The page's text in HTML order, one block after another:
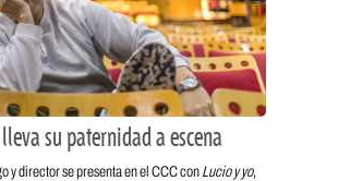
su paternidad a escena
y director se presenta en el CCC con Lucio y yo,